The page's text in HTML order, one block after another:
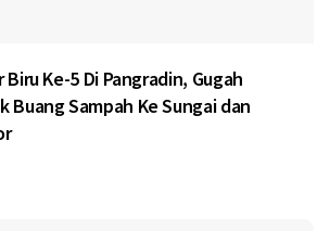
Ke-5 Di Pangradin, Gugah
Buang Sampah Ke Sungai dan